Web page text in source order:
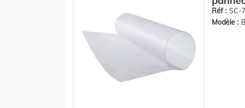
Réf : SC-
Modèle :